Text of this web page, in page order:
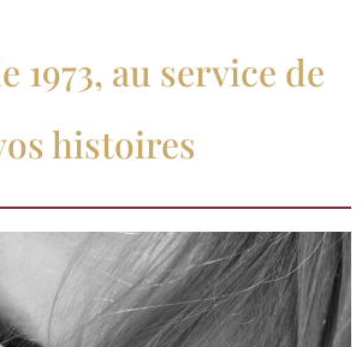
1973, au service de
histoires